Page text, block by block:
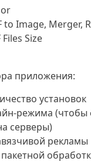
to Image, Merger,
Size
приложения:
установок
режима (чтобы
серверы)
рекламы